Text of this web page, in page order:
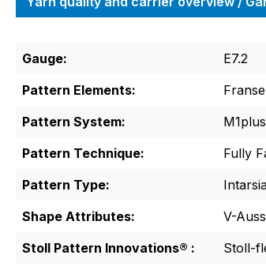
Gauge:
E7.2
Pattern Elements:
Franse
Pattern System:
Pattern Technique:
Fully
Pattern Type:
Shape Attributes:
V-
Stoll Pattern Innovations® :
Stoll-